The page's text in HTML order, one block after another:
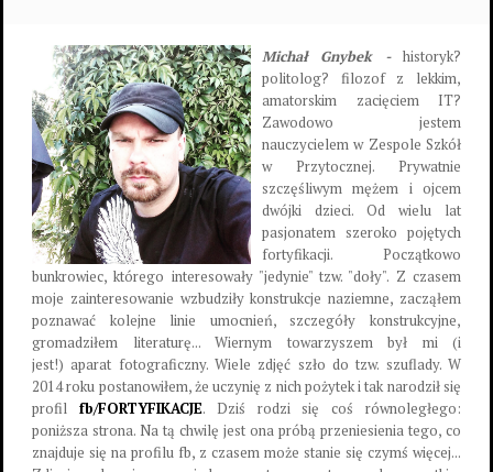
Michał Gnybek - historyk?
politolog? filozof z lekkim,
amatorskim zacięciem IT?
Zawodowo jestem
nauczycielem w Zespole Szkół
w Przytocznej. Prywatnie
szczęśliwym mężem i ojcem
dwójki dzieci. Od wielu lat
pasjonatem szeroko pojętych
fortyfikacji. Początkowo
bunkrowiec, którego interesowały "jedynie" tzw. "doły". Z czasem
moje zainteresowanie wzbudziły konstrukcje naziemne, zacząłem
poznawać kolejne linie umocnień, szczegóły konstrukcyjne,
gromadziłem literaturę... Wiernym towarzyszem był mi (i
jest!) aparat fotograficzny. Wiele zdjęć szło do tzw. szuflady. W
2014 roku postanowiłem, że uczynię z nich pożytek i tak narodził się
profil fb/FORTYFIKACJE. Dziś rodzi się coś równoległego:
poniższa strona. Na tą chwilę jest ona próbą przeniesienia tego, co
znajduje się na profilu fb, z czasem może stanie się czymś więcej...